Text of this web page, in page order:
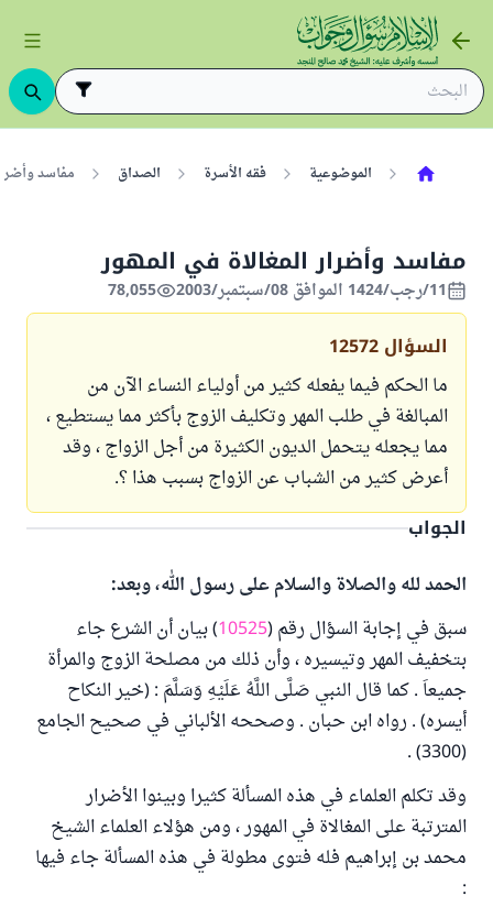
الموضوعية فقه الأسرة الصداق مفاسد
مفاسد وأضرار المغالاة في المهور
11/رجب/1424 الموافق 08/سبتمبر/2003 78,055
السؤال 12572
ما الحكم فيما يفعله كثير من أولياء النساء الآن من
المبالغة في طلب المهر وتكليف الزوج بأكثر مما يستطيع ،
مما يجعله يتحمل الديون الكثيرة من أجل الزواج ، وقد
أعرض كثير من الشباب عن الزواج بسبب هذا ؟.
الجواب
الحمد لله والصلاة والسلام على رسول الله، وبعد:
سبق في إجابة السؤال رقم (10525) بيان أن الشرع جاء
بتخفيف المهر وتيسيره ، وأن ذلك من مصلحة الزوج والمرأة
جميعاَ . كما قال النبي صَلَّى اللَّهُ عَلَيْهِ وَسَلَّمَ : (خير النكاح
أيسره) . رواه ابن حبان . وصححه الألباني في صحيح الجامع
(3300) .
وقد تكلم العلماء في هذه المسألة كثيرا وبينوا الأضرار
المترتبة على المغالاة في المهور ، ومن هؤلاء العلماء الشيخ
محمد بن إبراهيم فله فتوى مطولة في هذه المسألة جاء فيها
: